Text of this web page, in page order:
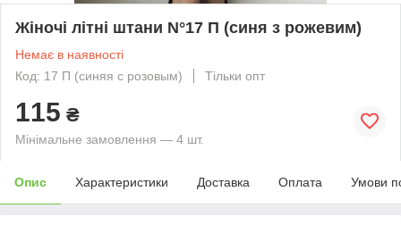
Жіночі літні штани N°17 П (синя з рожевим)
Немає в наявності
Код: 17 П (синяя с розовым)
Тільки опт
115 ₴
Мінімальне замовлення — 4 шт.
Опис Характеристики Доставка Оплата Умови